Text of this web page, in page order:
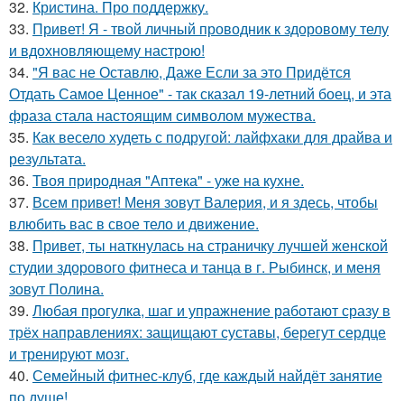
32. Кристина. Про поддержку.
33. Привет! Я - твой личный проводник к здоровому телу
и вдохновляющему настрою!
34. "Я вас не Оставлю, Даже Если за это Придётся
Отдать Самое Ценное" - так сказал 19-летний боец, и эта
фраза стала настоящим символом мужества.
35. Как весело худеть с подругой: лайфхаки для драйва и
результата.
36. Твоя природная "Аптека" - уже на кухне.
37. Всем привет! Меня зовут Валерия, и я здесь, чтобы
влюбить вас в свое тело и движение.
38. Привет, ты наткнулась на страничку лучшей женской
студии здорового фитнеса и танца в г. Рыбинск, и меня
зовут Полина.
39. Любая прогулка, шаг и упражнение работают сразу в
трёх направлениях: защищают суставы, берегут сердце
и тренируют мозг.
40. Семейный фитнес-клуб, где каждый найдёт занятие